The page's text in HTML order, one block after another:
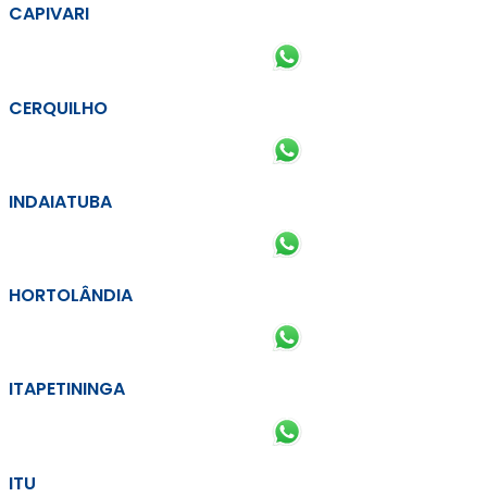
CAPIVARI
CERQUILHO
INDAIATUBA
HORTOLÂNDIA
ITAPETININGA
ITU